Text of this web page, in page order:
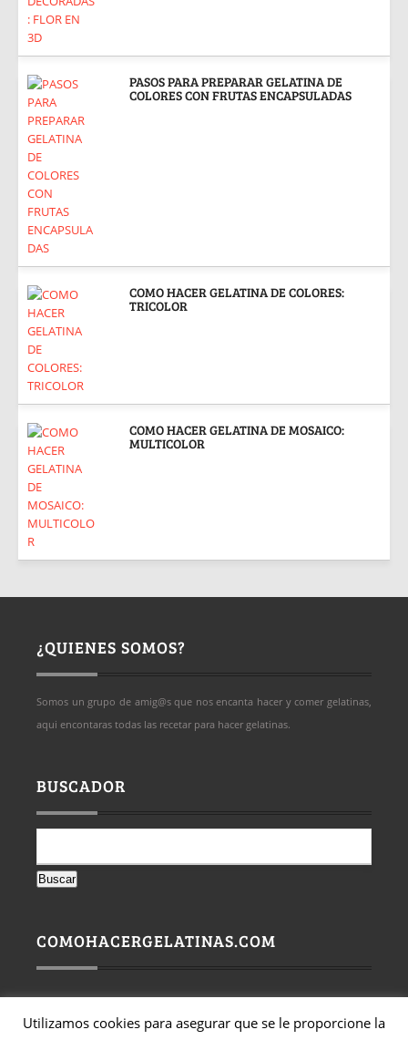
PASOS PARA PREPARAR GELATINA DE
COLORES CON FRUTAS ENCAPSULADAS
COMO HACER GELATINA DE COLORES:
TRICOLOR
COMO HACER GELATINA DE MOSAICO:
MULTICOLOR
¿QUIENES SOMOS?
Somos un grupo de amig@s que nos encanta hacer y comer gelatinas,
aqui encontaras todas las recetar para hacer gelatinas.
BUSCADOR
COMOHACERGELATINAS.COM
Utilizamos cookies para asegurar que se le proporcione la